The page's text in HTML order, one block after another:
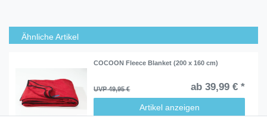
Ähnliche Artikel
COCOON Fleece Blanket (200 x 160 cm)
UVP 49,95 € ab 39,99 € *
Artikel anzeigen